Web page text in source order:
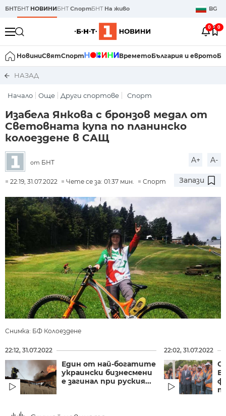
БНТБНТ НОВИНИБНТСпортБНТ На живо BG
0 0
НовиниСвятСпорт ВреметоБългария и еврото
НАЗАД
Начало Още Други спортове Спорт
Изабела Янкова с бронзов медал от
Световната купа по планинско
колоездене в САЩ
от БНТ A+ A-
22:19, 31.07.2022 Чете се за: 01:37 мин. Спорт Запази
Снимка: БФ Колоездене
22:12, 31.07.2022
Един от най-богатите
украински бизнесмени
е загинал при руския...
22:02, 31.07.2022